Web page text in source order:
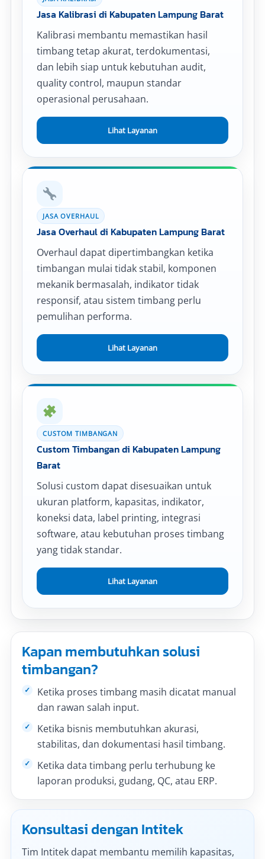
Jasa Kalibrasi di Kabupaten Lampung Barat
Kalibrasi membantu memastikan hasil
timbang tetap akurat, terdokumentasi,
dan lebih siap untuk kebutuhan audit,
quality control, maupun standar
operasional perusahaan.
Lihat Layanan
JASA OVERHAUL
Jasa Overhaul di Kabupaten Lampung Barat
Overhaul dapat dipertimbangkan ketika
timbangan mulai tidak stabil, komponen
mekanik bermasalah, indikator tidak
responsif, atau sistem timbang perlu
pemulihan performa.
Lihat Layanan
CUSTOM TIMBANGAN
Custom Timbangan di Kabupaten Lampung
Barat
Solusi custom dapat disesuaikan untuk
ukuran platform, kapasitas, indikator,
koneksi data, label printing, integrasi
software, atau kebutuhan proses timbang
yang tidak standar.
Lihat Layanan
Kapan membutuhkan solusi
timbangan?
Ketika proses timbang masih dicatat manual
dan rawan salah input.
Ketika bisnis membutuhkan akurasi,
stabilitas, dan dokumentasi hasil timbang.
Ketika data timbang perlu terhubung ke
laporan produksi, gudang, QC, atau ERP.
Konsultasi dengan Intitek
Tim Intitek dapat membantu memilih kapasitas,